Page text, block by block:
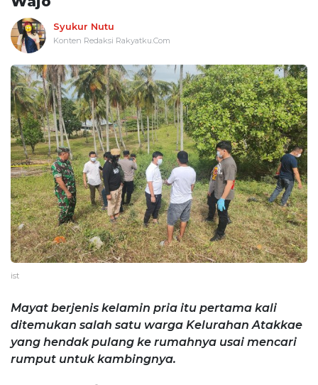
Syukur Nutu
Konten Redaksi Rakyatku.Com
ist
Mayat berjenis kelamin pria itu pertama kali
ditemukan salah satu warga Kelurahan Atakkae
yang hendak pulang ke rumahnya usai mencari
rumput untuk kambingnya.